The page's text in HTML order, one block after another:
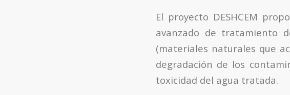
El proyecto DESHCEM
avanzado de tratamiento
(materiales naturales que
degradación de los
toxicidad del agua tratada.